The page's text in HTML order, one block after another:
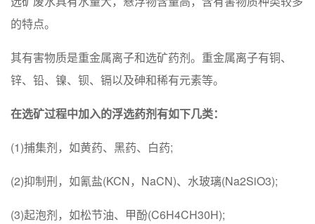
的特点。
其有害物质是重金属离子和选矿药剂。重金属离子有铜、
锌、铅、镍、钡、镉以及砷和稀有元素等。
在选矿过程中加入的浮选药剂有如下几类：
(1)捕集剂，如黄药、黑药、白药;
(2)抑制刑，如氰盐(KCN，NaCN)、水玻璃(Na2SiO3);
(3)起泡剂，如松节油、甲酚(C6H4CH30H);